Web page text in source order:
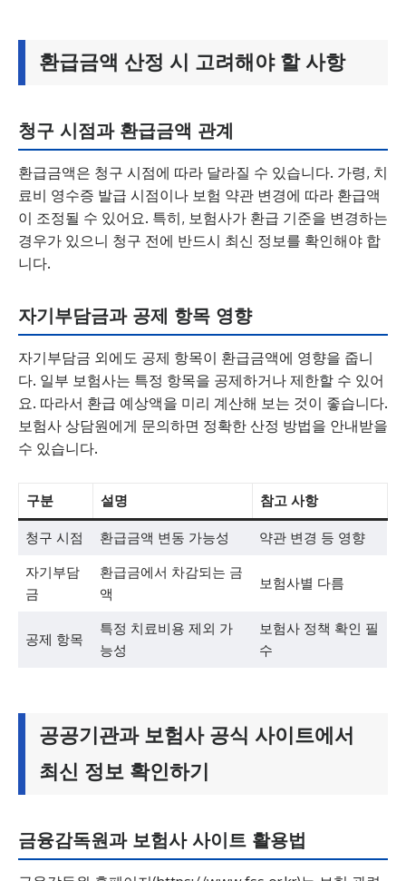
환급금액 산정 시 고려해야 할 사항
청구 시점과 환급금액 관계
환급금액은 청구 시점에 따라 달라질 수 있습니다. 가령, 치
료비 영수증 발급 시점이나 보험 약관 변경에 따라 환급액
이 조정될 수 있어요. 특히, 보험사가 환급 기준을 변경하는
경우가 있으니 청구 전에 반드시 최신 정보를 확인해야 합
니다.
자기부담금과 공제 항목 영향
자기부담금 외에도 공제 항목이 환급금액에 영향을 줍니
다. 일부 보험사는 특정 항목을 공제하거나 제한할 수 있어
요. 따라서 환급 예상액을 미리 계산해 보는 것이 좋습니다.
보험사 상담원에게 문의하면 정확한 산정 방법을 안내받을
수 있습니다.
구분 설명 참고 사항
청구 시점 환급금액 변동 가능성 약관 변경 등 영향
자기부담
금
환급금에서 차감되는 금
액
보험사별 다름
공제 항목
특정 치료비용 제외 가
능성
보험사 정책 확인 필
수
공공기관과 보험사 공식 사이트에서
최신 정보 확인하기
금융감독원과 보험사 사이트 활용법